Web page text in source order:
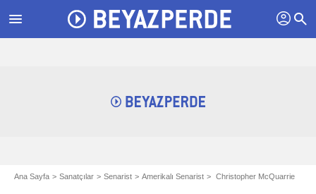
menu profil search
Ana Sayfa Sanatçılar Senarist Amerikalı Senarist Christopher McQuarrie